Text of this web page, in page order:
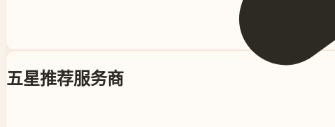
五星推荐服务商